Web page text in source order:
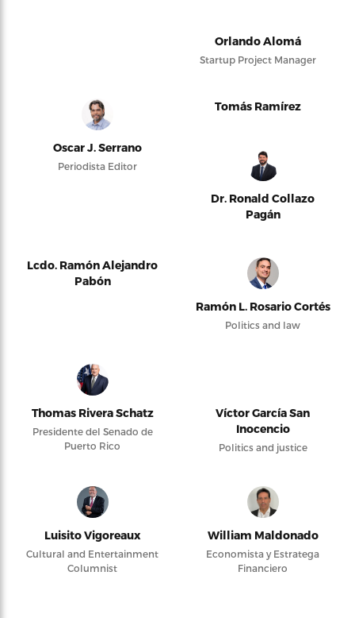
Orlando Alomá
Startup Project Manager
Oscar J. Serrano
Periodista Editor
Tomás Ramírez
Dr. Ronald Collazo
Pagán
Lcdo. Ramón Alejandro
Pabón
Ramón L. Rosario Cortés
Politics and law
Thomas Rivera Schatz
Presidente del Senado de
Puerto Rico
Víctor García San
Inocencio
Politics and justice
Luisito Vigoreaux
Cultural and Entertainment
Columnist
William Maldonado
Economista y Estratega
Financiero